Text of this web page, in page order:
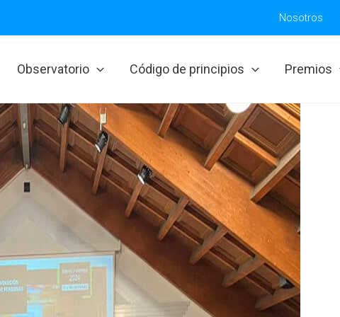
Nosotros
Observatorio Código de principios Premios